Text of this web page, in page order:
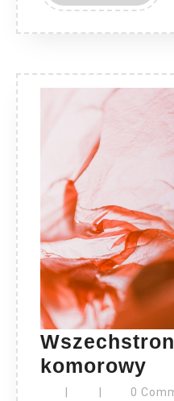
MORE
komorowy
| | 0